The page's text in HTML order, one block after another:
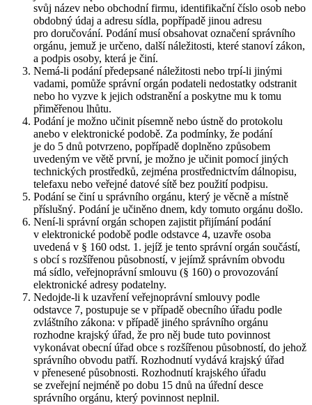
svůj název nebo obchodní firmu, identifikační číslo osob nebo
obdobný údaj a adresu sídla, popřípadě jinou adresu
pro doručování. Podání musí obsahovat označení správního
orgánu, jemuž je určeno, další náležitosti, které stanoví zákon,
a podpis osoby, která je činí.
Nemá-li podání předepsané náležitosti nebo trpí-li jinými
vadami, pomůže správní orgán podateli nedostatky odstranit
nebo ho vyzve k jejich odstranění a poskytne mu k tomu
přiměřenou lhůtu.
Podání je možno učinit písemně nebo ústně do protokolu
anebo v elektronické podobě. Za podmínky, že podání
je do 5 dnů potvrzeno, popřípadě doplněno způsobem
uvedeným ve větě první, je možno je učinit pomocí jiných
technických prostředků, zejména prostřednictvím dálnopisu,
telefaxu nebo veřejné datové sítě bez použití podpisu.
Podání se činí u správního orgánu, který je věcně a místně
příslušný. Podání je učiněno dnem, kdy tomuto orgánu došlo.
Není-li správní orgán schopen zajistit přijímání podání
v elektronické podobě podle odstavce 4, uzavře osoba
uvedená v § 160 odst. 1. jejíž je tento správní orgán součástí,
s obcí s rozšířenou působností, v jejímž správním obvodu
má sídlo, veřejnoprávní smlouvu (§ 160) o provozování
elektronické adresy podatelny.
Nedojde-li k uzavření veřejnoprávní smlouvy podle
odstavce 7, postupuje se v případě obecního úřadu podle
zvláštního zákona: v případě jiného správního orgánu
rozhodne krajský úřad, že pro něj bude tuto povinnost
vykonávat obecní úřad obce s rozšířenou působností, do jehož
správního obvodu patří. Rozhodnutí vydává krajský úřad
v přenesené působnosti. Rozhodnutí krajského úřadu
se zveřejní nejméně po dobu 15 dnů na úřední desce
správního orgánu, který povinnost neplnil.